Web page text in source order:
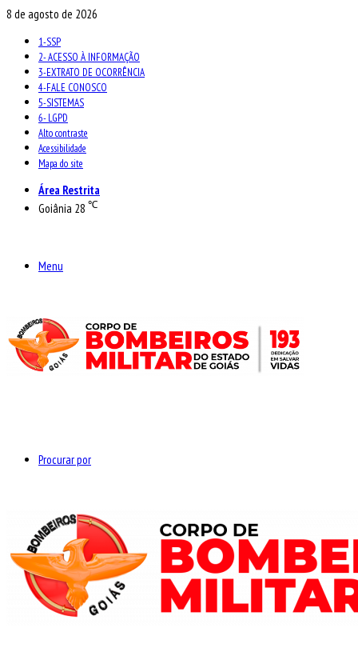
8 de agosto de 2026
1-SSP
2- ACESSO À INFORMAÇÃO
3-EXTRATO DE OCORRÊNCIA
4-FALE CONOSCO
5-SISTEMAS
6- LGPD
Alto contraste
Acessibilidade
Mapa do site
Área Restrita
Goiânia 28 ℃
Menu
Procurar por